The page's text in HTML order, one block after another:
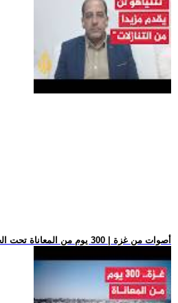
.. أصوات من غزة | 300 يوم من المعاناة تحت الحصار والخروقات